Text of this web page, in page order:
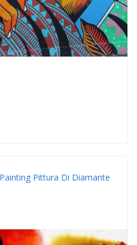
Pittura Di Diamante